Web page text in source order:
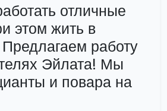
отличные
этом жить в
работу
Эйлата! Мы
и повара на